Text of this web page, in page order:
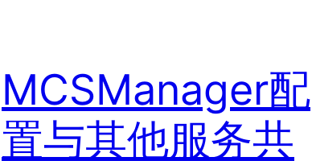
MCSManager配
置与其他服务共